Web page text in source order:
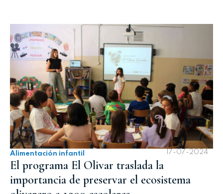
Alimentación infantil 17-07-2024
El programa El Olivar traslada la
importancia de preservar el ecosistema